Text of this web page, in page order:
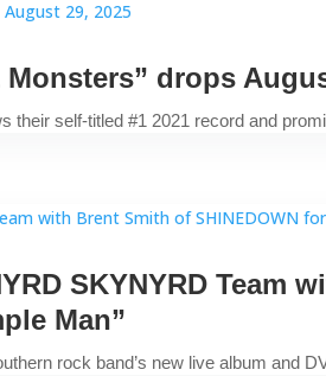
drops
their self-titled #1 2021 record and
SKYNYRD Team
Man”
rock band’s new live album and